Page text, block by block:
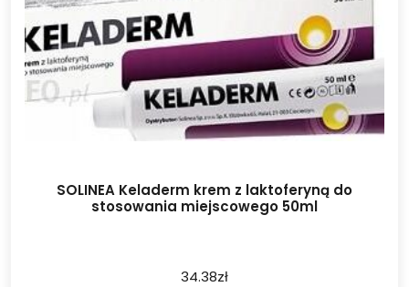
SOLINEA Keladerm krem z laktoferyną do
stosowania miejscowego 50ml
34.38zł